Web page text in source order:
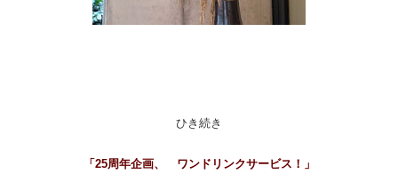
ひき続き
「25周年企画、 ワンドリンクサービス！」